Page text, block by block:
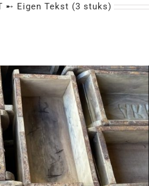
➸ Eigen Tekst (3 stuks)
➸ Eigen Tekst (3 stuks)